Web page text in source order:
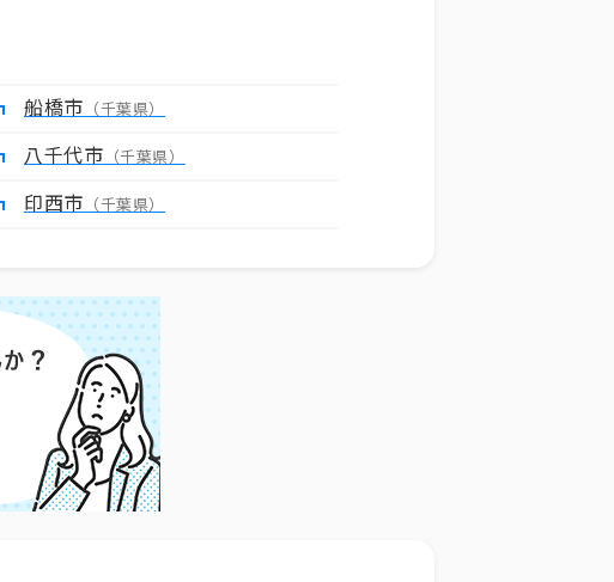
船橋市 （千葉県）
八千代市 （千葉県）
印西市 （千葉県）